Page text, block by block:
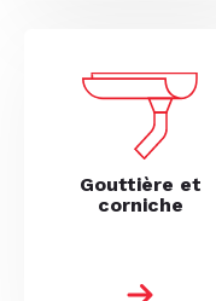
Gouttière et
corniche